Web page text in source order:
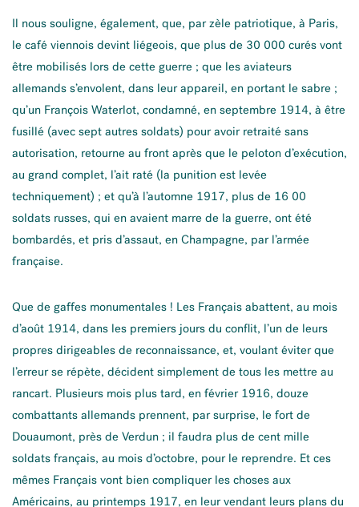
Il nous souligne, également, que, par zèle patriotique, à Paris,
le café viennois devint liégeois, que plus de 30 000 curés vont
être mobilisés lors de cette guerre ; que les aviateurs
allemands s’envolent, dans leur appareil, en portant le sabre ;
qu’un François Waterlot, condamné, en septembre 1914, à être
fusillé (avec sept autres soldats) pour avoir retraité sans
autorisation, retourne au front après que le peloton d’exécution,
au grand complet, l’ait raté (la punition est levée
techniquement) ; et qu’à l’automne 1917, plus de 16 00
soldats russes, qui en avaient marre de la guerre, ont été
bombardés, et pris d’assaut, en Champagne, par l’armée
française.
Que de gaffes monumentales ! Les Français abattent, au mois
d’août 1914, dans les premiers jours du conflit, l’un de leurs
propres dirigeables de reconnaissance, et, voulant éviter que
l’erreur se répète, décident simplement de tous les mettre au
rancart. Plusieurs mois plus tard, en février 1916, douze
combattants allemands prennent, par surprise, le fort de
Douaumont, près de Verdun ; il faudra plus de cent mille
soldats français, au mois d’octobre, pour le reprendre. Et ces
mêmes Français vont bien compliquer les choses aux
Américains, au printemps 1917, en leur vendant leurs plans du